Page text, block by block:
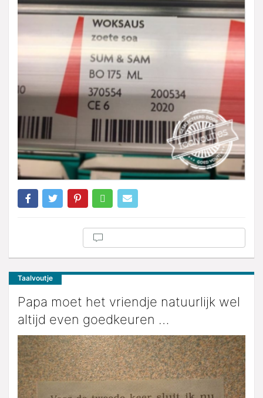
Taalvoutje
Papa moet het vriendje natuurlijk wel
altijd even goedkeuren …